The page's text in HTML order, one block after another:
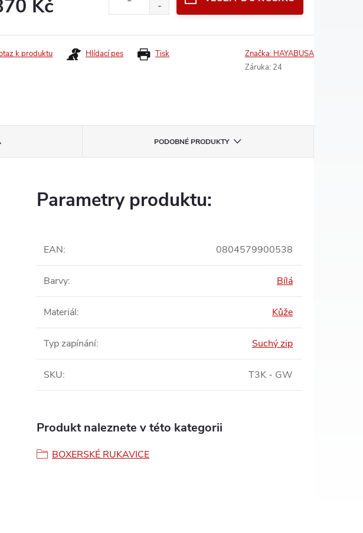
Kč
Tisk
k produktu Hlídací pes Značka: HAYABUSA
Záruka: 24
PODOBNÉ PRODUKTY
Parametry produktu:
EAN: 0804579900538
Barvy: Bílá
Materiál: Kůže
Typ zapínání: Suchý zip
SKU: T3K - GW
Produkt naleznete v této kategorii
BOXERSKÉ RUKAVICE